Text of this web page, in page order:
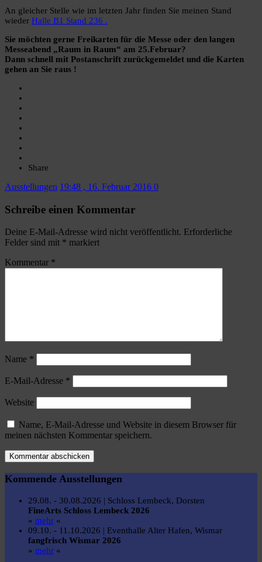
An gleicher Stelle wie im letzten Jahr finden Sie meinen Stand
wieder Halle B1 Stand 236 .
Sie möchten gerne Freikarten für die Messe oder den langen
Messeabend „Raum in Raum“ am 25.Februar?
Dann schnell mit Postanschrift zurückgemeldet und die Karten
gehen an Sie raus !
Share
Ausstellungen 19:48 , 16. Februar 2016 0
Schreibe einen Kommentar
Deine E-Mail-Adresse wird nicht veröffentlicht. Erforderliche
Felder sind mit * markiert
Kommentar *
Name *
E-Mail-Adresse *
Website
Name, E-Mail-Adresse und Website in diesem Browser für
meinen nächsten Kommentar speichern.
Kommende Ausstellungen
29.08. - 30.08.2026 | Schloss Lembeck, Dorsten
FineArts Schloss Lembeck 2026
» mehr «
09.10. - 11.10.2026 | Eventhalle Alter Hafen, Wismar
fangfrisch Wismar 2026
» mehr «